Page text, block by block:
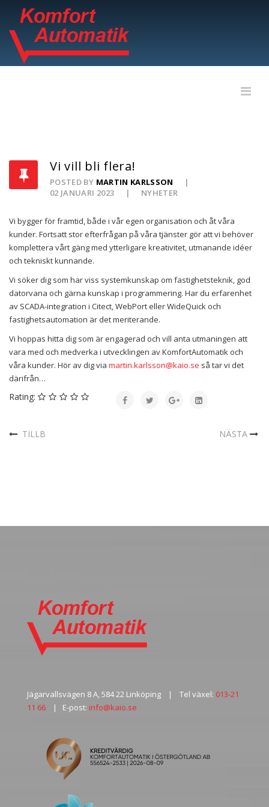
Vi vill bli flera!
POSTED BY MARTIN KARLSSON
02 JANUARI 2023
NYHETER
Vi bygger för framtid, både i vår egen organisation och åt våra
kunder. Fortsatt stor efterfrågan på våra tjänster gör att vi behöver
komplettera vårt gäng med ytterligare kreativitet, utmanande idéer
och tekniskt kunnande.
Vi söker dig som har viss systemkunskap om fastighetsteknik, god
datorvana och gärna kunskap i programmering. Har du erfarenhet
av SCADA-integration i Citect, WebPort eller WideQuick och
fastighetsautomation är det meriterande.
Vi hoppas hitta dig som är engagerad och vill anta utmaningen att
vara med och medverka i utvecklingen av KomfortAutomatik och
våra kunder. Hör av dig via martin.karlsson@kaio.se så tar vi det
därifrån…
Rating:
TILLB NÄSTA
Jägarvallsvägen 8 A, 584 22 Linköping | Tel växel: 013-21
11 66 | E-post: info@kaio.se